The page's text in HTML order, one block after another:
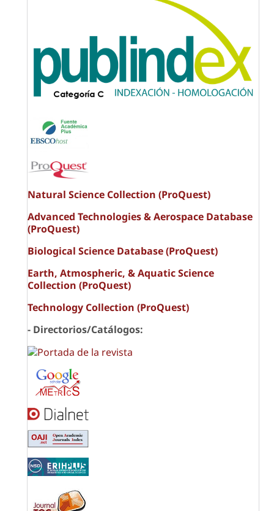
Natural Science Collection (ProQuest)
Advanced Technologies & Aerospace Database
(ProQuest)
Biological Science Database (ProQuest)
Earth, Atmospheric, & Aquatic Science
Collection (ProQuest)
Technology Collection (ProQuest)
- Directorios/Catálogos: